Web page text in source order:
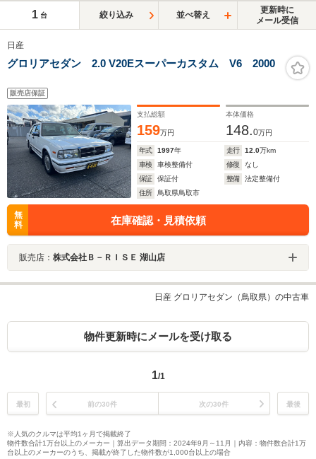
1 台 絞り込み 並べ替え
更新時に
メール受信
日産
グロリアセダン 2.0 V20Eスーパーカスタム V6 2000
販売店保証
支払総額
159万円
本体価格
148.0万円
年式 1997年 走行 12.0万km
車検
車検整備付 修復
なし
保証
保証付 整備
法定整備付
住所
鳥取県鳥取市
無
料
在庫確認・見積依頼
販売店： 株式会社Ｂ－ＲＩＳＥ 湖山店
日産 グロリアセダン（鳥取県）の中古車
物件更新時にメールを受け取る
1/1
最初 前の30件 次の30件 最後
※人気のクルマは平均1ヶ月で掲載終了
物件数合計1万台以上のメーカー｜算出データ期間：2024年9月～11月｜内容：物件数合計1万
台以上のメーカーのうち、掲載が終了した物件数が1,000台以上の場合